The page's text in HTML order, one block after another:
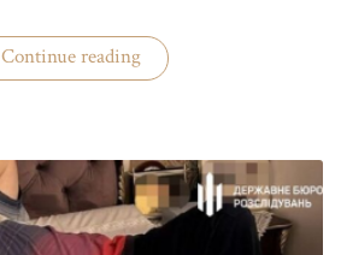
Continue reading«На
Банковой
Буданова
и
Умерова»